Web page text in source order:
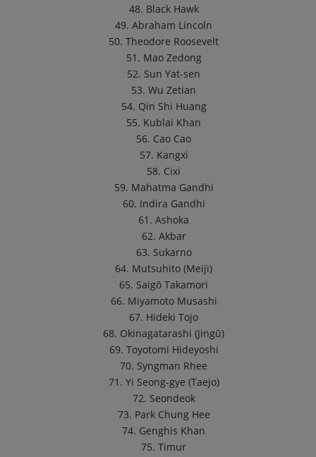
48. Black Hawk
49. Abraham Lincoln
50. Theodore Roosevelt
51. Mao Zedong
52. Sun Yat-sen
53. Wu Zetian
54. Qin Shi Huang
55. Kublai Khan
56. Cao Cao
57. Kangxi
58. Cixi
59. Mahatma Gandhi
60. Indira Gandhi
61. Ashoka
62. Akbar
63. Sukarno
64. Mutsuhito (Meiji)
65. Saigō Takamori
66. Miyamoto Musashi
67. Hideki Tojo
68. Okinagatarashi (Jingū)
69. Toyotomi Hideyoshi
70. Syngman Rhee
71. Yi Seong-gye (Taejo)
72. Seondeok
73. Park Chung Hee
74. Genghis Khan
75. Timur